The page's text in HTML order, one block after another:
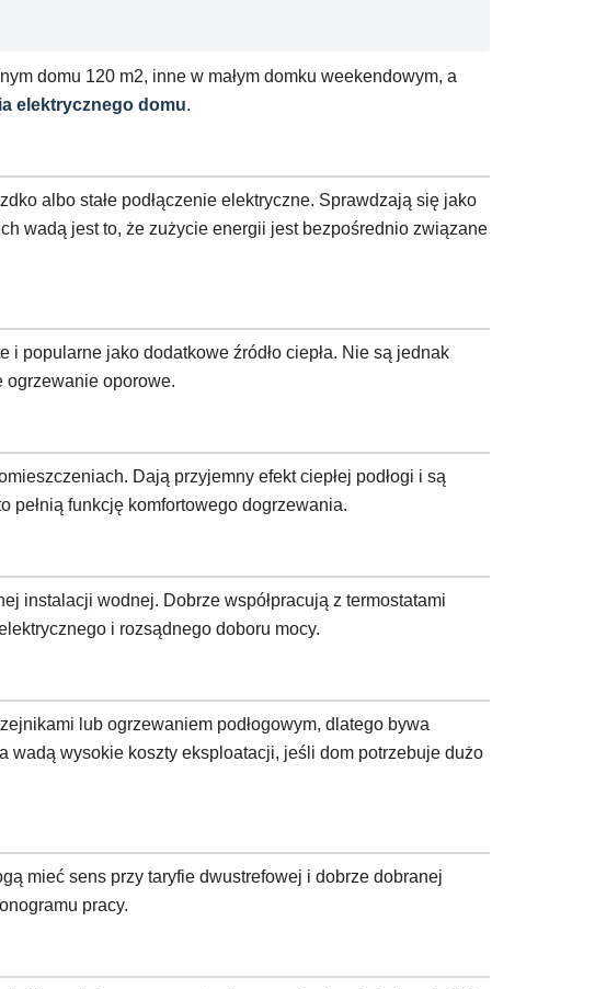
domu 120 m2, inne w małym domku weekendowym, a
elektrycznego domu.
albo stałe podłączenie elektryczne. Sprawdzają się jako
wadą jest to, że zużycie energii jest bezpośrednio związane
popularne jako dodatkowe źródło ciepła. Nie są jednak
ogrzewanie oporowe.
Dają przyjemny efekt ciepłej podłogi i są
pełnią funkcję komfortowego dogrzewania.
instalacji wodnej. Dobrze współpracują z termostatami
i rozsądnego doboru mocy.
lub ogrzewaniem podłogowym, dlatego bywa
wadą wysokie koszty eksploatacji, jeśli dom potrzebuje dużo
mieć sens przy taryfie dwustrefowej i dobrze dobranej
pracy.